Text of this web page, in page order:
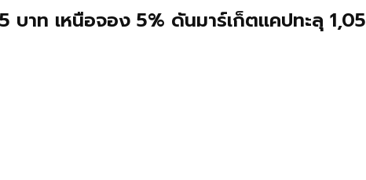
บาท เหนือจอง 5% ดันมาร์เก็ตแคปทะลุ